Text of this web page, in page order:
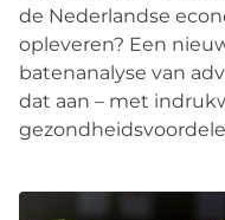
de Nederlandse
opleveren? Een
batenanalyse van
dat aan – met